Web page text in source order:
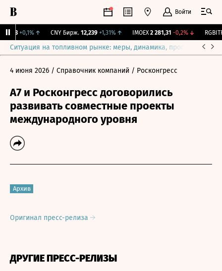
Войти
+0,1% ↑ CNY Бирж. 12,239 +1,31% ↑ IMOEX 2 281,31 -0,2%↓ RGBITR
Ситуация на топливном рынке: меры, динамика, прогнозы
4 июня 2026 / Справочник компаний / Росконгресс
А7 и Росконгресс договорились
развивать совместные проекты
международного уровня
Архив
Оригинал пресс-релиза
ДРУГИЕ ПРЕСС-РЕЛИЗЫ